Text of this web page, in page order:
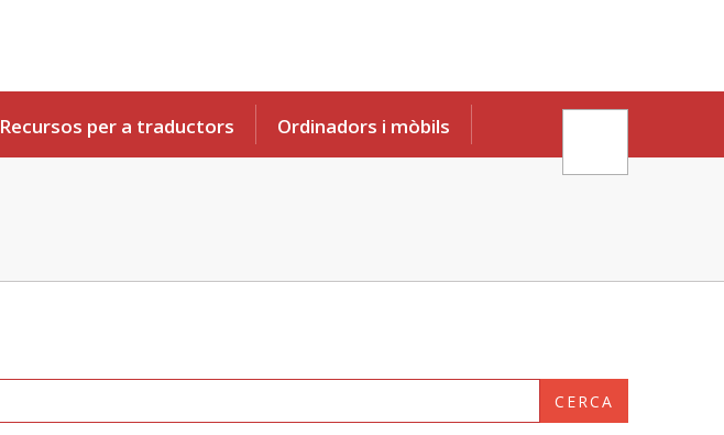
Recursos per a traductors Ordinadors i mòbils
CERCA